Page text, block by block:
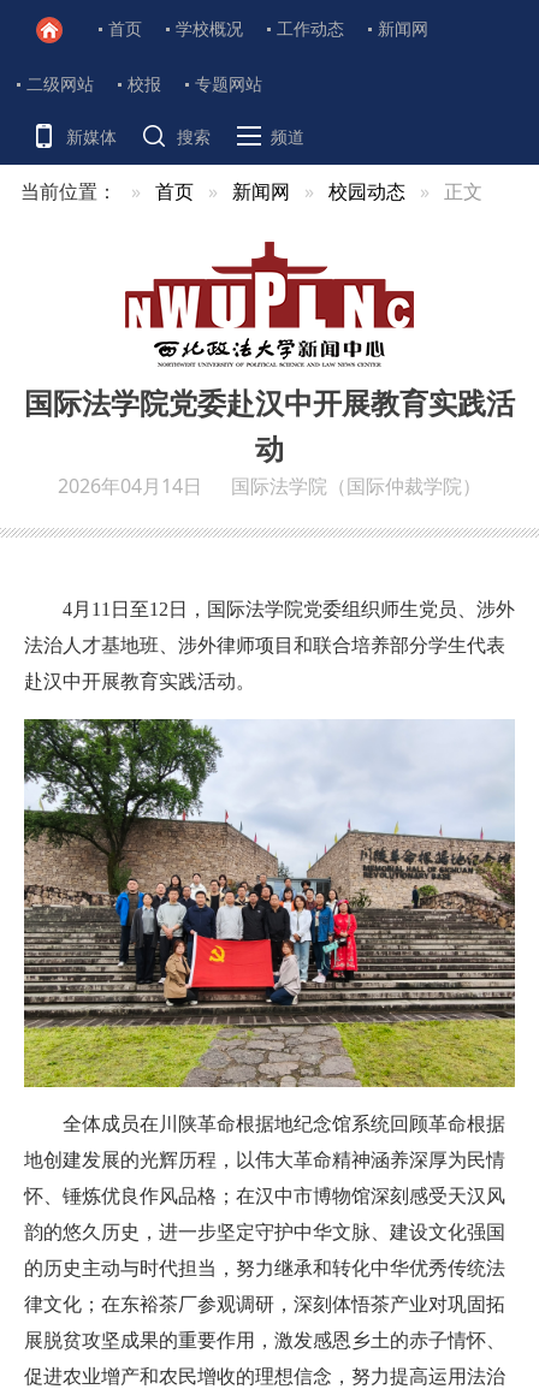
首页 学校概况 工作动态 新闻网
二级网站 校报 专题网站
新媒体 搜索 频道
当前位置： 首页 新闻网 校园动态 正文
国际法学院党委赴汉中开展教育实践活
动
2026年04月14日 国际法学院（国际仲裁学院）
4月11日至12日，国际法学院党委组织师生党员、涉外
法治人才基地班、涉外律师项目和联合培养部分学生代表
赴汉中开展教育实践活动。
全体成员在川陕革命根据地纪念馆系统回顾革命根据
地创建发展的光辉历程，以伟大革命精神涵养深厚为民情
怀、锤炼优良作风品格；在汉中市博物馆深刻感受天汉风
韵的悠久历史，进一步坚定守护中华文脉、建设文化强国
的历史主动与时代担当，努力继承和转化中华优秀传统法
律文化；在东裕茶厂参观调研，深刻体悟茶产业对巩固拓
展脱贫攻坚成果的重要作用，激发感恩乡土的赤子情怀、
促进农业增产和农民增收的理想信念，努力提高运用法治